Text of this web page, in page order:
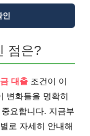
인
점은?
대출 조건이 이
변화들을 명확히
요합니다. 지금부
로 자세히 안내해